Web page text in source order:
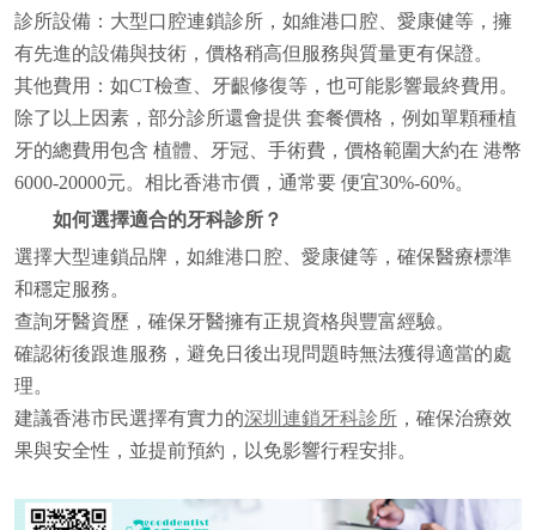
診所設備：大型口腔連鎖診所，如維港口腔、愛康健等，擁
有先進的設備與技術，價格稍高但服務與質量更有保證。
其他費用：如CT檢查、牙齦修復等，也可能影響最終費用。
除了以上因素，部分診所還會提供 套餐價格，例如單顆種植
牙的總費用包含 植體、牙冠、手術費，價格範圍大約在 港幣
6000-20000元。相比香港市價，通常要 便宜30%-60%。
如何選擇適合的牙科診所？
選擇大型連鎖品牌，如維港口腔、愛康健等，確保醫療標準
和穩定服務。
查詢牙醫資歷，確保牙醫擁有正規資格與豐富經驗。
確認術後跟進服務，避免日後出現問題時無法獲得適當的處
理。
建議香港市民選擇有實力的深圳連鎖牙科診所，確保治療效
果與安全性，並提前預約，以免影響行程安排。